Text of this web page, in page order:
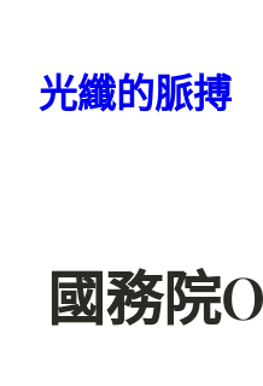
光纖的脈搏
國務院